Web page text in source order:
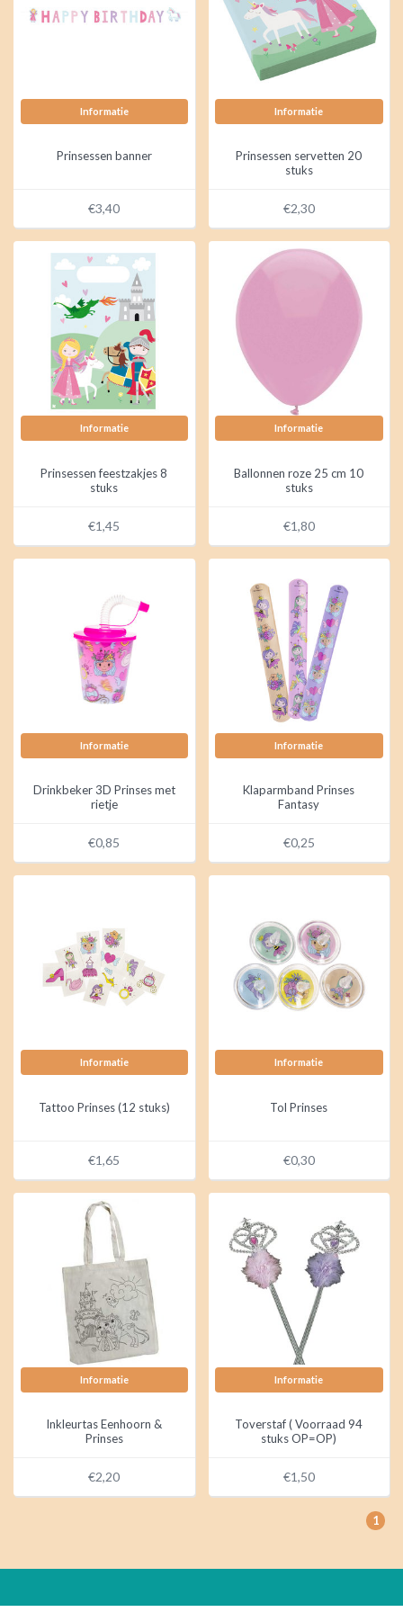
piratenfeest, wij maken het mogelijk! Zo beleeft jouw kind een
feest om niet te vergeten en hebben uitgenodigde vriendjes en
vriendinnetjes een leuke tijd. Kijk rond op de website en bestel de
! Voor vragen kun je ons bereiken
Informatie
Prinsessen banner
€3,40
Informatie
Prinsessen servetten 20
stuks
€2,30
Informatie
Prinsessen feestzakjes 8
stuks
€1,45
Informatie
Ballonnen roze 25 cm 10
stuks
€1,80
Informatie
Drinkbeker 3D Prinses met
rietje
€0,85
Informatie
Klaparmband Prinses
Fantasy
€0,25
Informatie
Tattoo Prinses (12 stuks)
€1,65
Informatie
Tol Prinses
€0,30
Informatie
Inkleurtas Eenhoorn &
Prinses
€2,20
Informatie
Toverstaf ( Voorraad 94
stuks OP=OP)
€1,50
1